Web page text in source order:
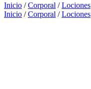
Inicio /Corporal /Lociones
Inicio /Corporal /Lociones